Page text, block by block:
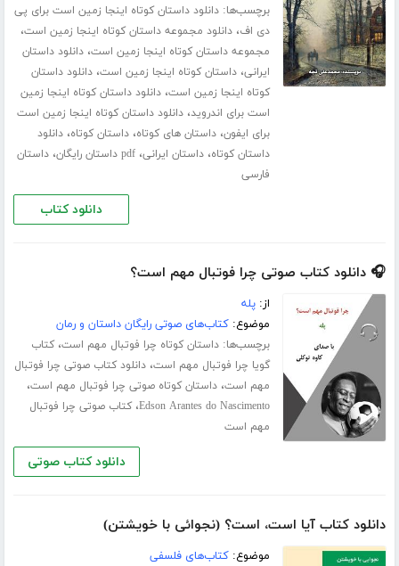
برچسب‌ها:دانلود داستان کوتاه اینجا زمین است برای پی
دی اف،دانلود مجموعه داستان کوتاه اینجا زمین است،
مجموعه داستان کوتاه اینجا زمین است،دانلود داستان
ایرانی،داستان کوتاه اینجا زمین است،دانلود داستان
کوتاه اینجا زمین است،دانلود داستان کوتاه اینجا زمین
است برای اندروید،دانلود داستان کوتاه اینجا زمین است
برای ایفون،داستان های کوتاه،داستان کوتاه،دانلود
داستان کوتاه،داستان ایرانی،pdf داستان رایگان ،داستان
فارسی
دانلود کتاب
🎧 دانلود کتاب صوتی چرا فوتبال مهم است؟
از:پله
موضوع:کتاب‌های صوتی رایگان داستان و رمان
برچسب‌ها:داستان کوتاه چرا فوتبال مهم است،کتاب
گویا چرا فوتبال مهم است،دانلود کتاب صوتی چرا فوتبال
مهم است،داستان کوتاه صوتی چرا فوتبال مهم است،
Edson Arantes do Nascimento،کتاب صوتی چرا فوتبال
مهم است
دانلود کتاب صوتی
دانلود کتاب آیا است، است؟ (نجوائی با خویشتن)
موضوع:کتاب‌های فلسفی